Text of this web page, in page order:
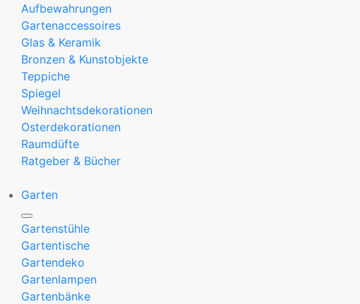
Aufbewahrungen
Gartenaccessoires
Glas & Keramik
Bronzen & Kunstobjekte
Teppiche
Spiegel
Weihnachtsdekorationen
Osterdekorationen
Raumdüfte
Ratgeber & Bücher
Garten
Gartenstühle
Gartentische
Gartendeko
Gartenlampen
Gartenbänke